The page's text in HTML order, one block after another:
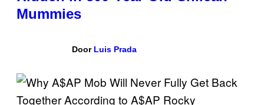
Mummies
Door Luis Prada